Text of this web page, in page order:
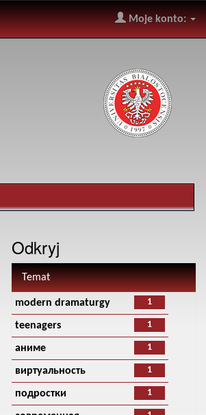
Moje konto:
Odkryj
Temat
1
modern dramaturgy
1
teenagers
1
аниме
1
виртуальность
1
подростки